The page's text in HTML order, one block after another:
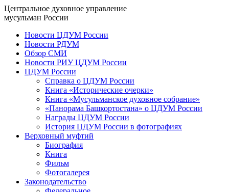
Центральное духовное управление
мусульман России
Новости ЦДУМ России
Новости РДУМ
Обзор СМИ
Новости РИУ ЦДУМ России
ЦДУМ России
Справка о ЦДУМ России
Книга «Исторические очерки»
Книга «Мусульманское духовное собрание»
«Панорама Башкортостана» о ЦДУМ России
Награды ЦДУМ России
История ЦДУМ России в фотографиях
Верховный муфтий
Биография
Книга
Фильм
Фотогалерея
Законодательство